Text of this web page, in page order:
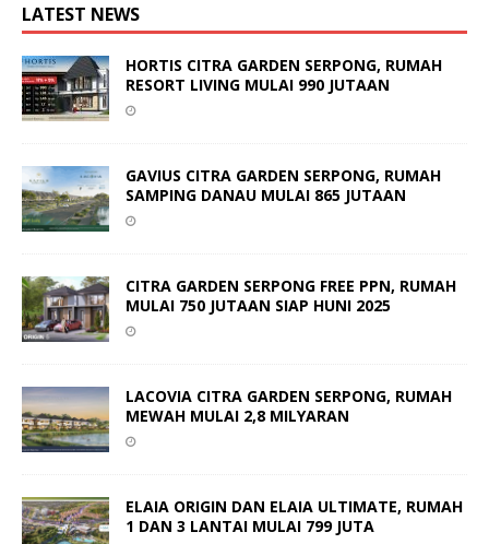
LATEST NEWS
HORTIS CITRA GARDEN SERPONG, RUMAH
RESORT LIVING MULAI 990 JUTAAN
GAVIUS CITRA GARDEN SERPONG, RUMAH
SAMPING DANAU MULAI 865 JUTAAN
CITRA GARDEN SERPONG FREE PPN, RUMAH
MULAI 750 JUTAAN SIAP HUNI 2025
LACOVIA CITRA GARDEN SERPONG, RUMAH
MEWAH MULAI 2,8 MILYARAN
ELAIA ORIGIN DAN ELAIA ULTIMATE, RUMAH
1 DAN 3 LANTAI MULAI 799 JUTA